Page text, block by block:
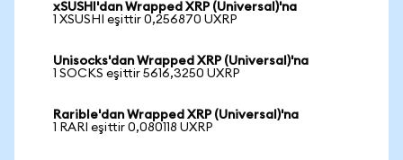
xSUSHI'dan Wrapped XRP (Universal)'na
1 XSUSHI eşittir 0,256870 UXRP
Unisocks'dan Wrapped XRP (Universal)'na
1 SOCKS eşittir 5616,3250 UXRP
Rarible'dan Wrapped XRP (Universal)'na
1 RARI eşittir 0,080118 UXRP